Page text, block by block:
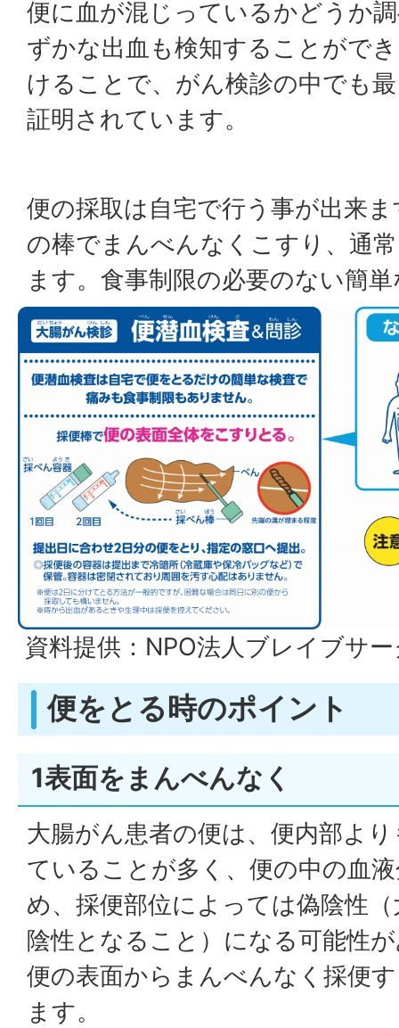
便に血が混じっているかどうか
ずかな出血も検知することがで
けることで、がん検診の中でも
証明されています。
便の採取は自宅で行う事が出来
の棒でまんべんなくこすり、通
ます。食事制限の必要のない簡
資料提供：NPO法人ブレイブサ
便をとる時のポイント
1表面をまんべんなく
大腸がん患者の便は、便内部よ
ていることが多く、便の中の血
め、採便部位によっては偽陰性
陰性となること）になる可能性
便の表面からまんべんなく採便
ます。